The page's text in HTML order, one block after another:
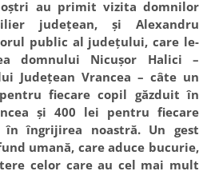
au primit vizita domnilor
județean, și Alexandru
public al județului, care le-
domnului Nicușor Halici –
Județean Vrancea – câte un
fiecare copil găzduit în
și 400 lei pentru fiecare
îngrijirea noastră. Un gest
umană, care aduce bucurie,
celor care au cel mai mult